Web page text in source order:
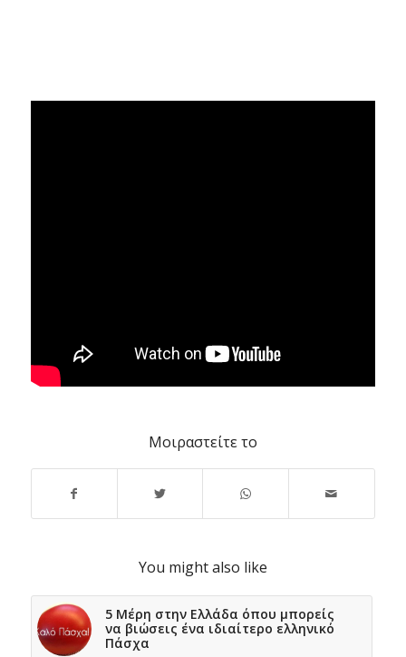
Μοιραστείτε το
You might also like
5 Μέρη στην Ελλάδα όπου μπορείς
να βιώσεις ένα ιδιαίτερο ελληνικό
Πάσχα